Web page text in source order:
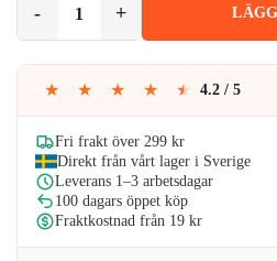
★ ★ ★ ★ ★ 4.2 / 5
Fri frakt över 299 kr
Direkt från vårt lager i Sverige
Leverans 1–3 arbetsdagar
100 dagars öppet köp
Fraktkostnad från 19 kr